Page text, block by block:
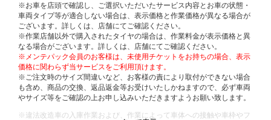
※お車を店頭で確認し、ご選択いただいたサービス内容とお車の状態・
車両タイプ等が適合しない場合は、表示価格と作業価格が異なる場合が
ございます。詳しくは、店舗にてご確認ください。
※作業店舗以外で購入されたタイヤの場合は、作業料金が表示価格と異
なる場合がございます。詳しくは、店舗にてご確認ください。
※メンテパック会員のお客様は、未使用チケットをお持ちの場合、表示
価格に関わらず当サービスをご利用頂けます。
※ご注文時のサイズ間違いなど、お客様の責により取付ができない場合
も含め、商品の交換、返品返金等お受けいたしかねますので、必ず車両
やサイズ等をご確認の上お申し込みいただきますようお願い致します。
※違法改造車の入庫作業および、作業によって車体への接触や車枠やフ